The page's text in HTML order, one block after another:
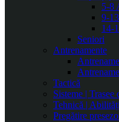
5-8
9-
14-
Seniori
Antrenamente
Tactică
Sisteme | Trasee
Tehnică |
Pregătire